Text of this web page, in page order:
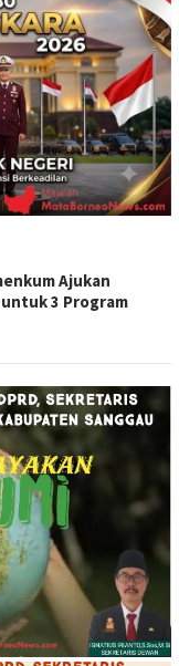
Ajukan
3 Program